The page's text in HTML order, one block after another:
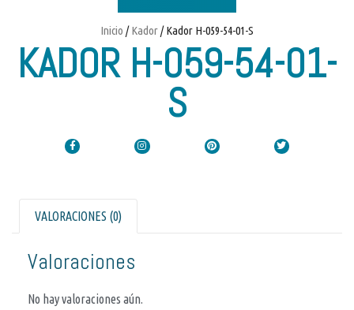
Inicio /Kador/ Kador H-059-54-01-S
KADOR H-059-54-01-
S
VALORACIONES (0)
Valoraciones
No hay valoraciones aún.